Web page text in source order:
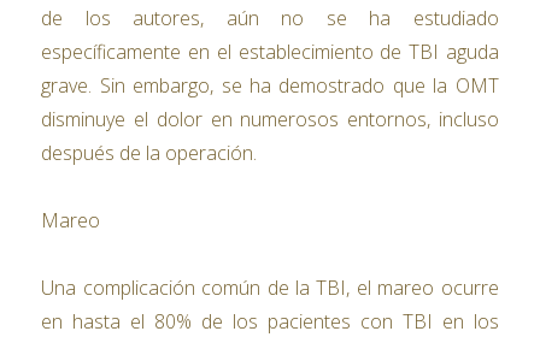
de los autores, aún no se ha estudiado
específicamente en el establecimiento de TBI aguda
grave. Sin embargo, se ha demostrado que la OMT
disminuye el dolor en numerosos entornos, incluso
después de la operación.
Mareo
Una complicación común de la TBI, el mareo ocurre
en hasta el 80% de los pacientes con TBI en los